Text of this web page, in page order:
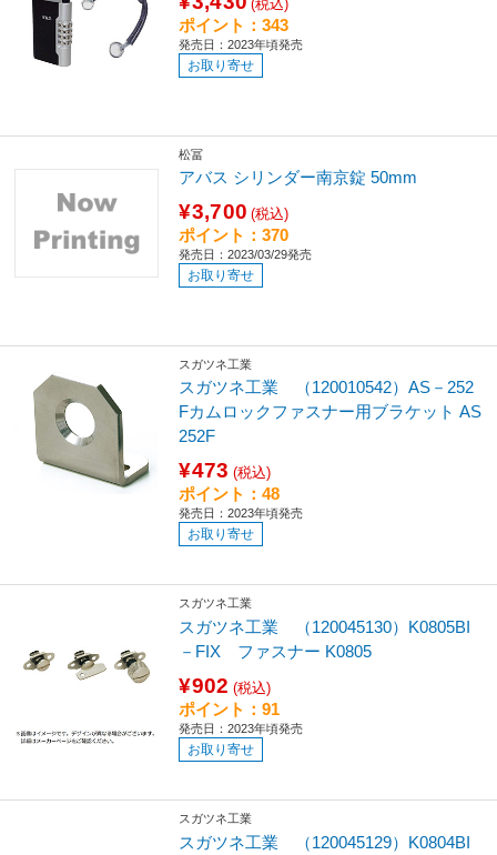
(税込)
ポイント：343
発売日：2023年頃発売
お取り寄せ
松冨
アバス シリンダー南京錠 50mm
¥3,700 (税込)
ポイント：370
発売日：2023/03/29発売
お取り寄せ
スガツネ工業
スガツネ工業 （120010542）AS－252
Fカムロックファスナー用ブラケット AS
252F
¥473 (税込)
ポイント：48
発売日：2023年頃発売
お取り寄せ
スガツネ工業
スガツネ工業 （120045130）K0805BI
－FIX ファスナー K0805
¥902 (税込)
ポイント：91
発売日：2023年頃発売
お取り寄せ
スガツネ工業
スガツネ工業 （120045129）K0804BI